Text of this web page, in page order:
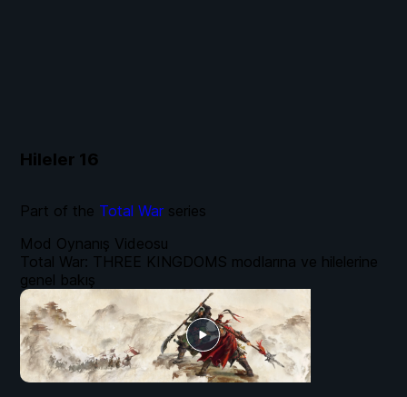
Hileler 16
Mod Oynanış Videosu
Total War: THREE KINGDOMS modlarına ve hilelerine
genel bakış
Part of the Total War series